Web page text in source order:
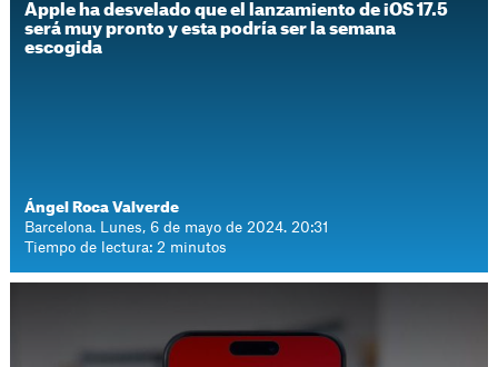
Apple ha desvelado que el lanzamiento de iOS 17.5
será muy pronto y esta podría ser la semana
escogida
Ángel Roca Valverde
Barcelona. Lunes, 6 de mayo de 2024. 20:31
Tiempo de lectura: 2 minutos